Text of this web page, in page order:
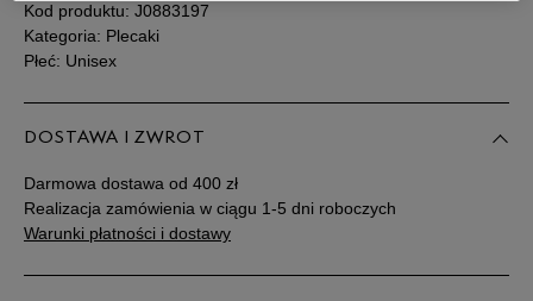
Kod produktu: J0883197
Kategoria: Plecaki
Płeć: Unisex
DOSTAWA I ZWROT
Darmowa dostawa od 400 zł
Realizacja zamówienia w ciągu 1-5 dni roboczych
Warunki płatności i dostawy